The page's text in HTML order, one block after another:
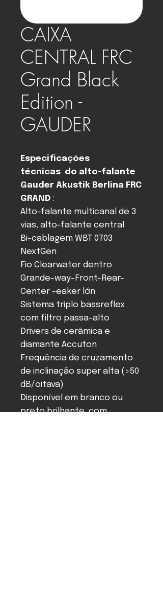
CAIXA
CENTRAL FRC
Grand Black
Edition -
GAUDER
Especificações
técnicas do alto-falante
Gauder Akustik Berlina FRC
GRAND :
Alto-falante multicanal de 3
vias, alto-falante central
Bi-cablagem WBT 0703
NextGen
Fio Clearwater dentro
Grande-way-Front-Rear-
Center -eaker lớn
Sistema triplo bassreflex
com filtro passa-alto
Drivers de cerâmica e
diamante Accuton
Frequência de cruzamento
de inclinação super alta (>50
dB/oitava)
Disponível em branco ou
preto brilhante, com